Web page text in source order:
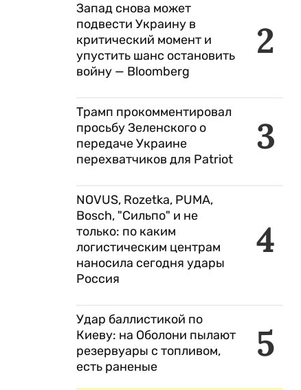
2
Запад снова может
подвести Украину в
критический момент и
упустить шанс остановить
войну — Bloomberg
3
Трамп прокомментировал
просьбу Зеленского о
передаче Украине
перехватчиков для Patriot
4
NOVUS, Rozetka, PUMA,
Bosch, "Сильпо" и не
только: по каким
логистическим центрам
наносила сегодня удары
Россия
5
Удар баллистикой по
Киеву: на Оболони пылают
резервуары с топливом,
есть раненые